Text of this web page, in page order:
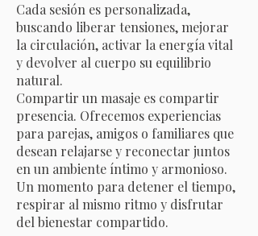
Cada sesión es personalizada,
buscando liberar tensiones, mejorar
la circulación, activar la energía vital
y devolver al cuerpo su equilibrio
natural.
​Compartir un masaje es compartir
presencia. Ofrecemos experiencias
para parejas, amigos o familiares que
desean relajarse y reconectar juntos
en un ambiente íntimo y armonioso.
​Un momento para detener el tiempo,
respirar al mismo ritmo y disfrutar
del bienestar compartido.